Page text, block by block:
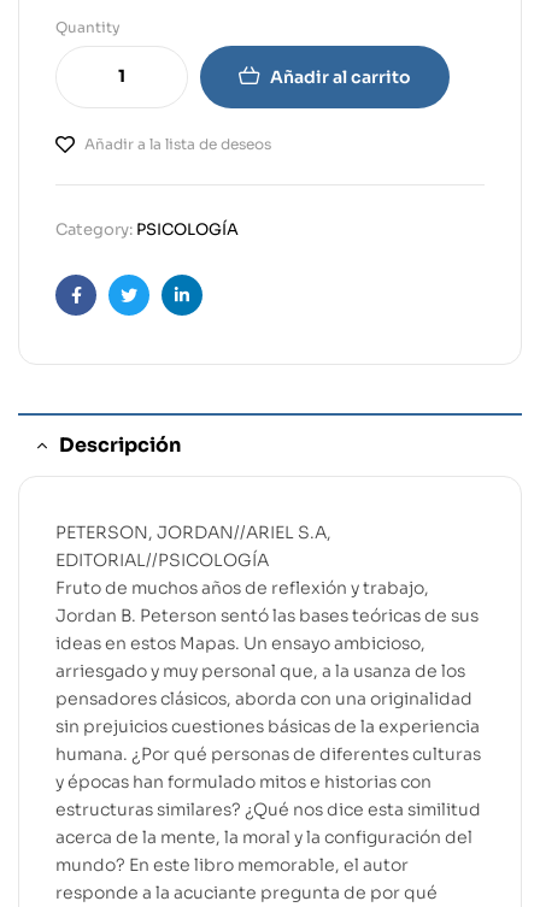
Quantity
Añadir al carrito
Añadir a la lista de deseos
Category: PSICOLOGÍA
FacebookTwitterLinkedin
Descripción
PETERSON, JORDAN//ARIEL S.A,
EDITORIAL//PSICOLOGÍA
Fruto de muchos años de reflexión y trabajo,
Jordan B. Peterson sentó las bases teóricas de sus
ideas en estos Mapas. Un ensayo ambicioso,
arriesgado y muy personal que, a la usanza de los
pensadores clásicos, aborda con una originalidad
sin prejuicios cuestiones básicas de la experiencia
humana. ¿Por qué personas de diferentes culturas
y épocas han formulado mitos e historias con
estructuras similares? ¿Qué nos dice esta similitud
acerca de la mente, la moral y la configuración del
mundo? En este libro memorable, el autor
responde a la acuciante pregunta de por qué